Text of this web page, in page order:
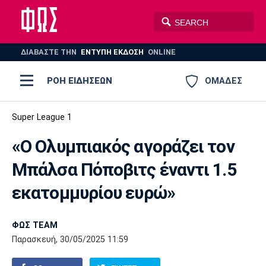
ΔΙΑΒΑΣΤΕ THN ΕΝΤΥΠΗ ΕΚΔΟΣΗ ONLINE
ΟΜΑΔΕΣ
ΡΟΗ ΕΙΔΗΣΕΩΝ
ΠΟΔΟΣΦΑΙΡΟ
ΒΟΛΕΪ ΣΠΟΡ
AUTO-MOTO PLUS
Ποδόσφαιρο
Super League 1
Super League 2
Γ Εθνική
Ελλάδα
Μπάσκετ
Ελλάδα
EuroLeague
Ολυμπιακοί Αγώνες
Πόλο
Ολυμπιακός ΑΕΚ ΠΑΟΚ
Παναθηναϊκός Ατρόμητος
Super League 1
«Ο Ολυμπιακός αγοράζει τον
Μπάλσα Πόποβιτς έναντι 1.5
εκατομμυρίου ευρώ»
ΦΩΣ TEAM
Παρασκευή, 30/05/2025 11:59